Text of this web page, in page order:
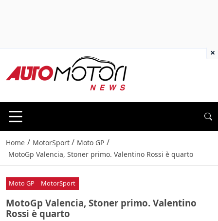
Home / MotorSport / Moto GP /
MotoGp Valencia, Stoner primo. Valentino Rossi è quarto
Moto GP MotorSport
MotoGp Valencia, Stoner primo. Valentino
Rossi è quarto
×